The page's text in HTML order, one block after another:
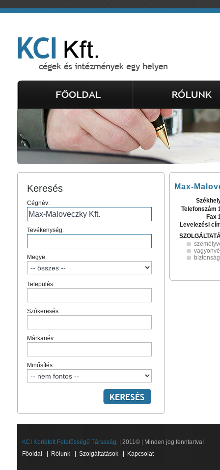
Keresés
Cégnév:
Tevékenység:
Megye:
Település:
Szókeresés:
Márkanév:
Minősítés:
Max-
Telefonszám
Fax
Levelezési
KCI Korlátolt Felelősségű Társaság. | 2011© | Minden jog fenntartva!
Főoldal
Rólunk Szolgáltatások Kapcsolat